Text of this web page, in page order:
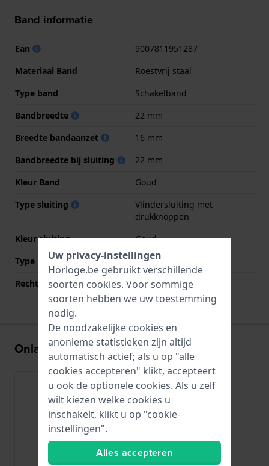
Band informatie
Ean
9007811951287
Materiaal Band
Roestvrij staal
Type band
Schakelband
Bandbreedte
22 mm
Breedte bandaanzet
16 mm
Bandbreedte bij sluiting
22 mm
Kleur Band
Goud
Type sluiting
Vlindersluiting met
drukknoppen
Kleur sluiting
Goud
Type Bevestiging
Bandpennen
Rechte aanzet
Nee
Onlangs bekeken
Uw privacy-instellingen
Horloge.be gebruikt verschillende
soorten cookies. Voor sommige
soorten hebben we uw toestemming
nodig.
De noodzakelijke cookies en
anonieme statistieken zijn altijd
automatisch actief; als u op "alle
cookies accepteren" klikt, accepteert
u ook de optionele cookies. Als u zelf
wilt kiezen welke cookies u
inschakelt, klikt u op "cookie-
instellingen".
Alles accepteren